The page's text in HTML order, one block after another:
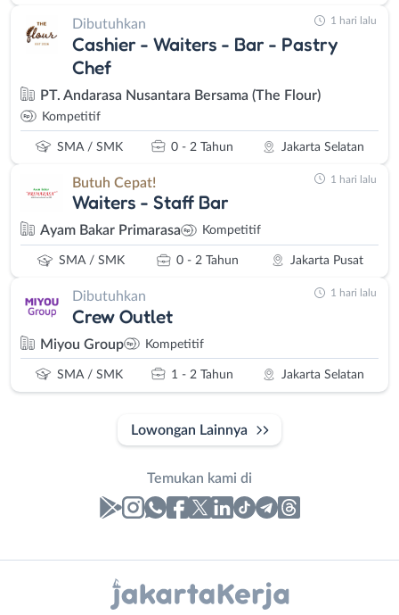
Dibutuhkan
Cashier - Waiters - Bar - Pastry
Chef
PT. Andarasa Nusantara Bersama (The Flour)
Kompetitif
SMA / SMK 0 - 2 Tahun Jakarta Selatan
1 hari lalu
Butuh Cepat!
Waiters - Staff Bar
Ayam Bakar Primarasa Kompetitif
SMA / SMK 0 - 2 Tahun Jakarta Pusat
1 hari lalu
Dibutuhkan
Crew Outlet
Miyou Group Kompetitif
SMA / SMK 1 - 2 Tahun Jakarta Selatan
1 hari lalu
Lowongan Lainnya
Temukan kami di